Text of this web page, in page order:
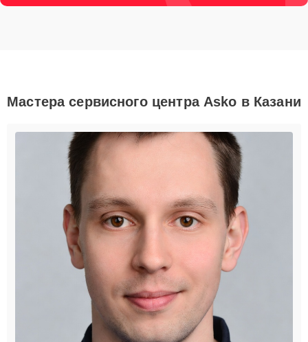
Мастера сервисного центра Asko в Казани